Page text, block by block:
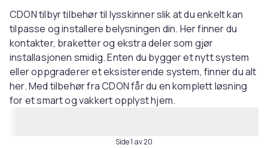
CDON tilbyr tilbehør til lysskinner slik at du enkelt kan
tilpasse og installere belysningen din. Her finner du
kontakter, braketter og ekstra deler som gjør
installasjonen smidig. Enten du bygger et nytt system
eller oppgraderer et eksisterende system, finner du alt
her. Med tilbehør fra CDON får du en komplett løsning
for et smart og vakkert opplyst hjem.
Side 1 av 20